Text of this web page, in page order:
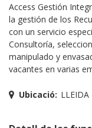
Access Gestión
la gestión de los
con un servicio
Consultoría,
manipulado y
vacantes en varias
Ubicació: LLEIDA